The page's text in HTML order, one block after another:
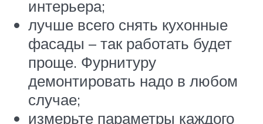
интерьера;
лучше всего снять кухонные
фасады – так работать будет
проще. Фурнитуру
демонтировать надо в любом
случае;
измерьте параметры каждого